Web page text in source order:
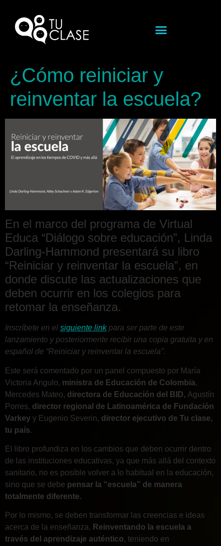
¿Cómo reiniciar y
reinventar la escuela?
En el marco del programa de Virtual
Educa “Diálogo sobre educación”, Linda
Darling-Hammond presentará su libro
“Reiniciar y reinventar la escuela”, en
donde discute las actualizaciones que
deben ocurrir en los colegios para
retomar la enseñanza.
Inscríbete en el siguiente linkpara ser parte de este
lanzamiento y posteriormente recibir una copia gratuita y en
español de “Reiniciar y reinventar la escuela”.
Este será comentado por un panel compuesto por María
Victoria Angulo, ministra de Educación de Colombia,
Mercedes Mateo, directora de Educación del BID, Agustín
Porres, director regional de Latinoamérica de Fundación
Varkey y Eugenio Severin, d irector ejecutivo de Tu clase,
tu país.
El libro profundiza en los cambios que deben ocurrir dentro
de las instituciones educativas, ya que más allá del contexto
sanitario, no es posible volver a lo habitual en la educación,
sino que se debe pensar la “escuela” de manera
totalmente diferente.
Por lo mismo, se deben transformar las creencias e ideas
acerca de la enseñanza. Reinventando la escuela a
través del aprendizaje auténtico, teniendo en